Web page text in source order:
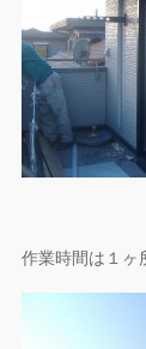
作業時間は１ヶ